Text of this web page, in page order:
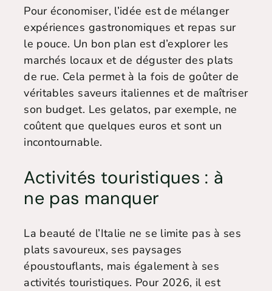
Pour économiser, l’idée est de mélanger
expériences gastronomiques et repas sur
le pouce. Un bon plan est d’explorer les
marchés locaux et de déguster des plats
de rue. Cela permet à la fois de goûter de
véritables saveurs italiennes et de maîtriser
son budget. Les gelatos, par exemple, ne
coûtent que quelques euros et sont un
incontournable.
Activités touristiques : à
ne pas manquer
La beauté de l’Italie ne se limite pas à ses
plats savoureux, ses paysages
époustouflants, mais également à ses
activités touristiques. Pour 2026, il est